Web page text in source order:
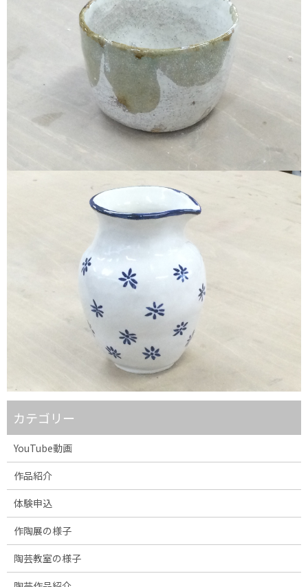
カテゴリー
YouTube動画
作品紹介
体験申込
作陶展の様子
陶芸教室の様子